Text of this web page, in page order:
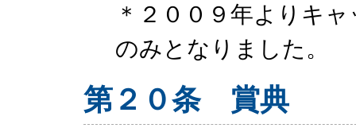
＊２００９年よりキ
のみとなりました。
第２０条 賞典